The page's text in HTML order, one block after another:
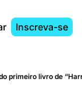
Inscreva-se
primeiro livro de